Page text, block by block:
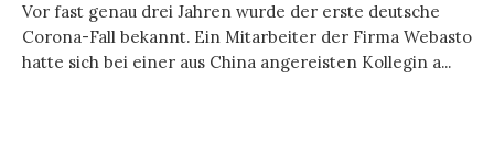
Vor fast genau drei Jahren wurde der erste deutsche
Corona-Fall bekannt. Ein Mitarbeiter der Firma Webasto
hatte sich bei einer aus China angereisten Kollegin a...